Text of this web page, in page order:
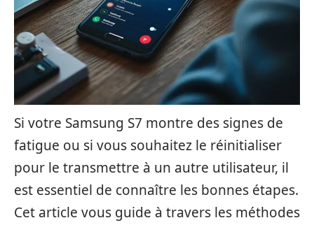
Si votre Samsung S7 montre des signes de
fatigue ou si vous souhaitez le réinitialiser
pour le transmettre à un autre utilisateur, il
est essentiel de connaître les bonnes étapes.
Cet article vous guide à travers les méthodes